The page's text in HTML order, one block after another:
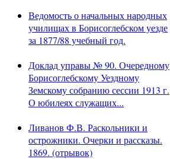
Ведомость о начальных народных
училищах в Борисоглебском уезде
за 1877/88 учебный год.
Доклад управы № 90. Очередному
Борисоглебскому Уездному
Земскому собранию сессии 1913 г.
О юбилеях служащих...
Ливанов Ф.В. Раскольники и
острожники. Очерки и рассказы.
1869. (отрывок)